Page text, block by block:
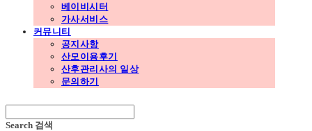
베이비시터
가사서비스
커뮤니티
공지사항
산모이용후기
산후관리사의 일상
문의하기
Search 검색